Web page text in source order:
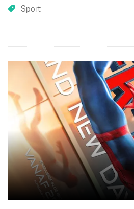
Sport